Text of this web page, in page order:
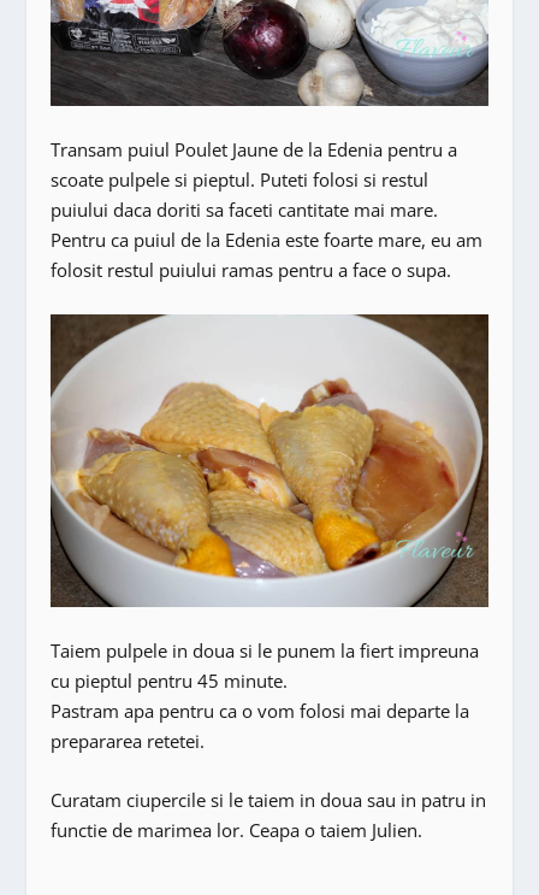
Transam puiul Poulet Jaune de la Edenia pentru a
scoate pulpele si pieptul. Puteti folosi si restul
puiului daca doriti sa faceti cantitate mai mare.
Pentru ca puiul de la Edenia este foarte mare, eu am
folosit restul puiului ramas pentru a face o supa.
Taiem pulpele in doua si le punem la fiert impreuna
cu pieptul pentru 45 minute.
Pastram apa pentru ca o vom folosi mai departe la
prepararea retetei.
Curatam ciupercile si le taiem in doua sau in patru in
functie de marimea lor. Ceapa o taiem Julien.